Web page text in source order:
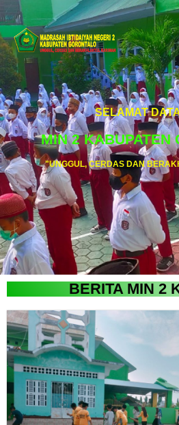
SELAMAT
MIN 2 KABUPATEN
"UNGGUL, CERDAS DAN
BERITA MIN 2